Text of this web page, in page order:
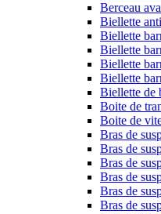
Berceau
Biellette
Biellette
Biellette
Biellette
Biellette
Biellette de
Boite de
Boite de
Bras de
Bras de
Bras de
Bras de
Bras de
Bras de